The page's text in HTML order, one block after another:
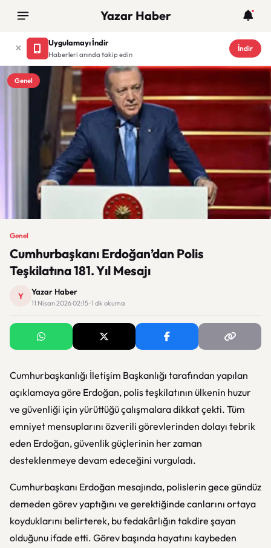
Yazar Haber
Uygulamayı İndir
Haberleri anında takip edin
İndir
Genel
Genel
Cumhurbaşkanı Erdoğan’dan Polis
Teşkilatına 181. Yıl Mesajı
Y Yazar Haber
11 Nisan 2026 02:15 · 1 dk okuma
Cumhurbaşkanlığı İletişim Başkanlığı tarafından yapılan
açıklamaya göre Erdoğan, polis teşkilatının ülkenin huzur
ve güvenliği için yürüttüğü çalışmalara dikkat çekti. Tüm
emniyet mensuplarını özverili görevlerinden dolayı tebrik
eden Erdoğan, güvenlik güçlerinin her zaman
desteklenmeye devam edeceğini vurguladı.
Cumhurbaşkanı Erdoğan mesajında, polislerin gece gündüz
demeden görev yaptığını ve gerektiğinde canlarını ortaya
koyduklarını belirterek, bu fedakârlığın takdire şayan
olduğunu ifade etti. Görev başında hayatını kaybeden